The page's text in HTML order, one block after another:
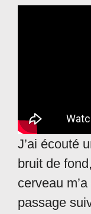
J’ai écouté
bruit de
cerveau
passage